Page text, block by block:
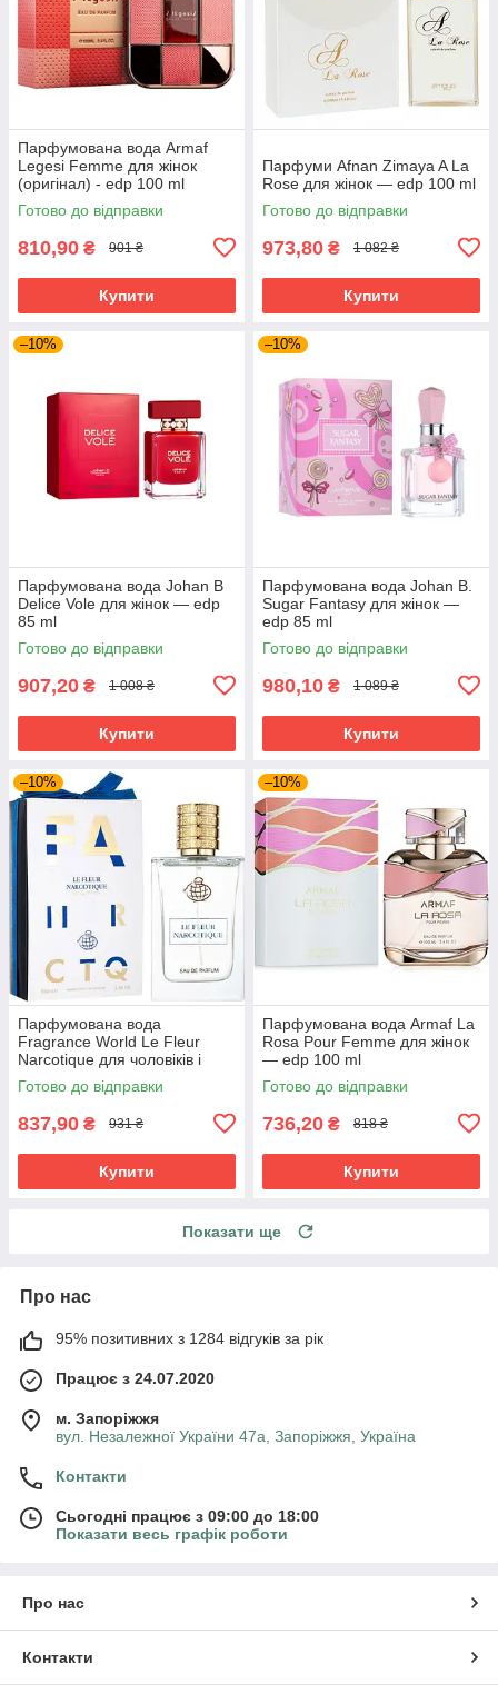
Парфумована вода Armaf
Legesi Femme для жінок
(оригінал) - edp 100 ml
Готово до відправки
810,90 ₴ 901 ₴
Купити
Парфуми Afnan Zimaya A La
Rose для жінок — edp 100 ml
Готово до відправки
973,80 ₴ 1 082 ₴
Купити
–10%
Парфумована вода Johan B
Delice Vole для жінок — edp
85 ml
Готово до відправки
907,20 ₴ 1 008 ₴
Купити
–10%
Парфумована вода Johan B.
Sugar Fantasy для жінок —
edp 85 ml
Готово до відправки
980,10 ₴ 1 089 ₴
Купити
–10%
Парфумована вода
Fragrance World Le Fleur
Narcotique для чоловіків і
жінок edp 100 ml
Готово до відправки
837,90 ₴ 931 ₴
Купити
–10%
Парфумована вода Armaf La
Rosa Pour Femme для жінок
— edp 100 ml
Готово до відправки
736,20 ₴ 818 ₴
Купити
Показати ще
Про нас
95% позитивних з 1284 відгуків за рік
Працює з 24.07.2020
м. Запоріжжя
вул. Незалежної України 47а, Запоріжжя, Україна
Контакти
Сьогодні працює з 09:00 до 18:00
Показати весь графік роботи
Про нас
Контакти